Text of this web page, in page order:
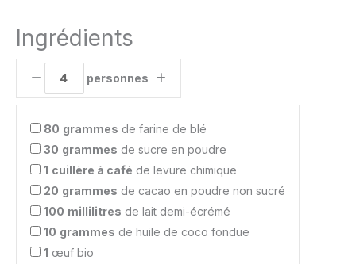
Ingrédients
personnes
80 grammes de farine de blé
30 grammes de sucre en poudre
1 cuillère à café de levure chimique
20 grammes de cacao en poudre non sucré
100 millilitres de lait demi-écrémé
10 grammes de huile de coco fondue
1 œuf bio